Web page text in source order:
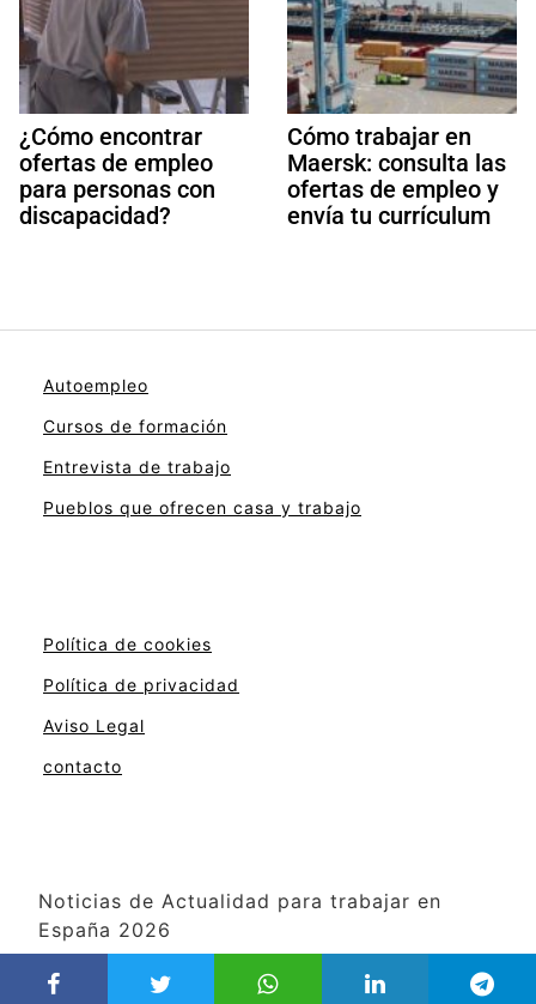
¿Cómo encontrar
ofertas de empleo
para personas con
discapacidad?
Cómo trabajar en
Maersk: consulta las
ofertas de empleo y
envía tu currículum
Autoempleo
Cursos de formación
Entrevista de trabajo
Pueblos que ofrecen casa y trabajo
Política de cookies
Política de privacidad
Aviso Legal
contacto
Noticias de Actualidad para trabajar en
España 2026